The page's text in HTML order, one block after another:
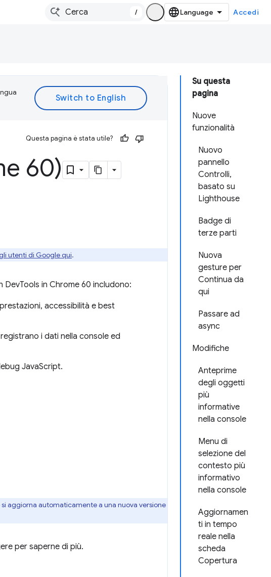
/ Accedi
Su questa
pagina
Nuove
funzionalità
Nuovo
pannello
Controlli,
basato su
Lighthouse
Badge di
terze parti
Nuova
gesture per
Continua da
qui
Passare ad
async
Modifiche
Anteprime
degli oggetti
più
informative
nella console
Menu di
selezione del
contesto più
informativo
nella console
Aggiornamen
ti in tempo
reale nella
scheda
Copertura
Questa pagina è stata utile?
60)
utenti di Google qui.
DevTools in Chrome 60 includono:
accessibilità e best
i dati nella console ed
JavaScript.
si aggiorna automaticamente a una nuova versione
per saperne di più.